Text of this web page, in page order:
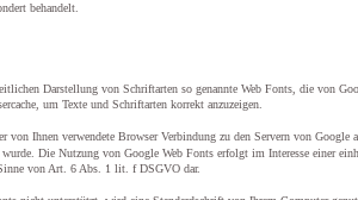
behandelt.
Darstellung von Schriftarten so genannte Web Fonts, die von
um Texte und Schriftarten korrekt anzuzeigen.
von Ihnen verwendete Browser Verbindung zu den Servern von
wurde. Die Nutzung von Google Web Fonts erfolgt im Interesse einer
von Art. 6 Abs. 1 lit. f DSGVO dar.